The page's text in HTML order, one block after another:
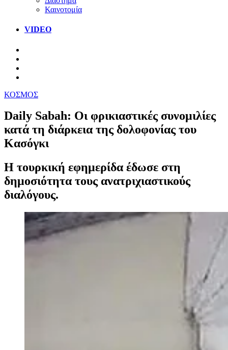
Καινοτομία
VIDEO
ΚΟΣΜΟΣ
Daily Sabah: Οι φρικιαστικές συνομιλίες
κατά τη διάρκεια της δολοφονίας του
Κασόγκι
Η τουρκική εφημερίδα έδωσε στη
δημοσιότητα τους ανατριχιαστικούς
διαλόγους.